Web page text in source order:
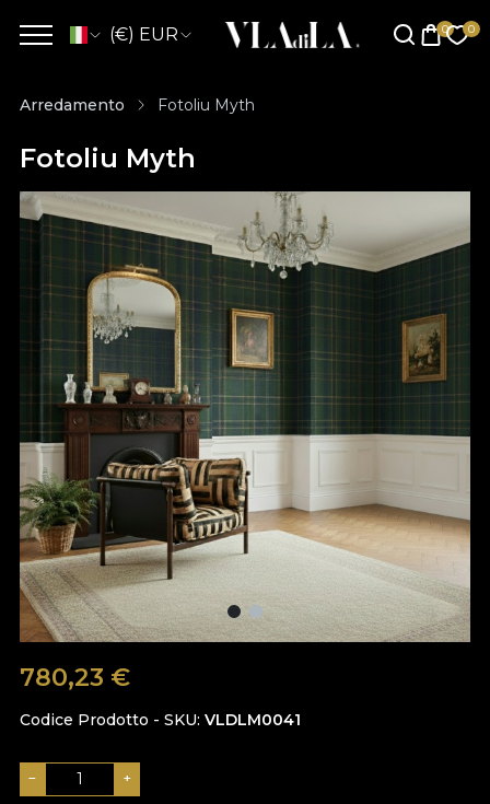
(€) EUR
Arredamento Fotoliu Myth
Fotoliu Myth
780,23 €
Codice Prodotto - SKU VLDLM0041
− +